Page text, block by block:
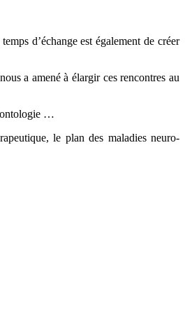
d’échange est également de créer
a amené à élargir ces rencontres au
…
le plan des maladies neuro-